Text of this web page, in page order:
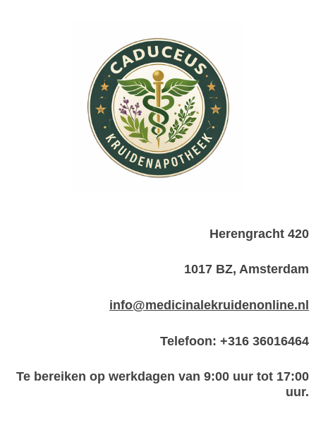
Herengracht 420
1017 BZ, Amsterdam
info@medicinalekruidenonline.nl
Telefoon: +316 36016464
Te bereiken op werkdagen van 9:00 uur tot 17:00
uur.